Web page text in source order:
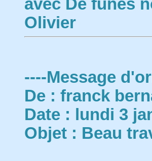
avec De funès
Olivier
----Message
De : franck
Date : lundi 3
Objet : Beau